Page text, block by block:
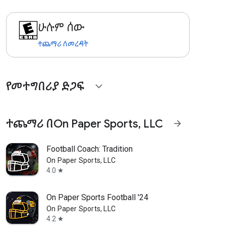
ሁሉም ሰው
ተጨማሪ ለመረዳት
የመተግበሪያ ድጋፍ expand_more
ተጨማሪ በOn Paper Sports, LLC arrow_forward
Football Coach: Tradition
On Paper Sports, LLC
4.0 star
On Paper Sports Football '24
On Paper Sports, LLC
4.2 star